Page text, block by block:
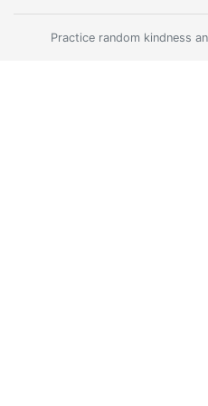
Practice random kindness